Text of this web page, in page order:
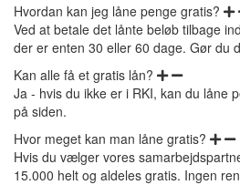
Hvordan kan jeg låne penge gratis?
Ved at betale det lånte beløb tilbage
der er enten 30 eller 60 dage. Gør du
Kan alle få et gratis lån?
Ja - hvis du ikke er i RKI, kan du låne
på siden.
Hvor meget kan man låne gratis?
Hvis du vælger vores
15.000 helt og aldeles gratis. Ingen